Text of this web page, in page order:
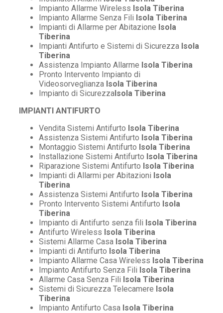
Impianto Allarme Wireless Isola Tiberina
Impianto Allarme Senza Fili Isola Tiberina
Impianti di Allarme per Abitazione Isola
Tiberina
Impianti Antifurto e Sistemi di Sicurezza Isola
Tiberina
Assistenza Impianto Allarme Isola Tiberina
Pronto Intervento Impianto di
Videosorveglianza Isola Tiberina
Impianto di SicurezzaIsola Tiberina
IMPIANTI ANTIFURTO
Vendita Sistemi Antifurto Isola Tiberina
Assistenza Sistemi Antifurto Isola Tiberina
Montaggio Sistemi Antifurto Isola Tiberina
Installazione Sistemi Antifurto Isola Tiberina
Riparazione Sistemi Antifurto Isola Tiberina
Impianti di Allarmi per Abitazioni Isola
Tiberina
Assistenza Sistemi Antifurto Isola Tiberina
Pronto Intervento Sistemi Antifurto Isola
Tiberina
Impianto di Antifurto senza fili Isola Tiberina
Antifurto Wireless Isola Tiberina
Sistemi Allarme Casa Isola Tiberina
Impianti di Antifurto Isola Tiberina
Impianto Allarme Casa Wireless Isola Tiberina
Impianto Antifurto Senza Fili Isola Tiberina
Allarme Casa Senza Fili Isola Tiberina
Sistemi di Sicurezza Telecamere Isola
Tiberina
Impianto Antifurto Casa Isola Tiberina